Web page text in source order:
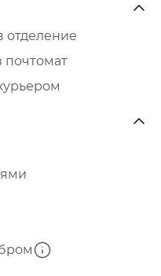
отделение
почтомат